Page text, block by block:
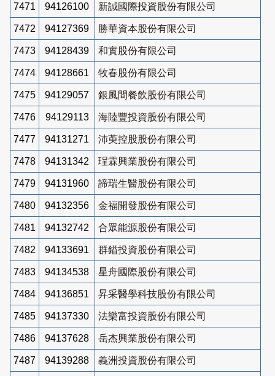
7471 94126100 新誠國際投資股份有限公司
7472 94127369 勝華資本股份有限公司
7473 94128439 和實股份有限公司
7474 94128661 牧春股份有限公司
7475 94129057 銀風間餐飲股份有限公司
7476 94129113 海陸豐投資股份有限公司
7477 94131271 沛萸控股股份有限公司
7478 94131342 珵霖興業股份有限公司
7479 94131960 諦瑞生醫股份有限公司
7480 94132356 金福開發股份有限公司
7481 94132742 合眾能源股份有限公司
7482 94133691 群鎰投資股份有限公司
7483 94134538 星舟國際股份有限公司
7484 94136851 昇采醫學科技股份有限公司
7485 94137330 法樂富投資股份有限公司
7486 94137628 岳杰興業股份有限公司
7487 94139288 義洲投資股份有限公司